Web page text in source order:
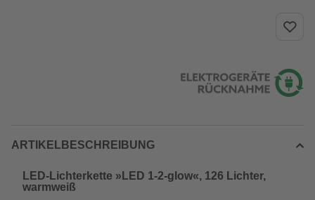
ARTIKELBESCHREIBUNG
LED-Lichterkette »LED 1-2-glow«, 126 Lichter,
warmweiß